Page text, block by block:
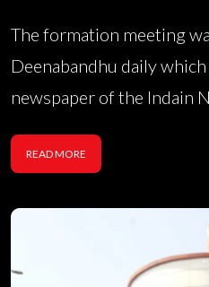
The formation meeting
Deenabandhu daily
newspaper of the Indain
Raman Pillai was elected
c...
READ MORE